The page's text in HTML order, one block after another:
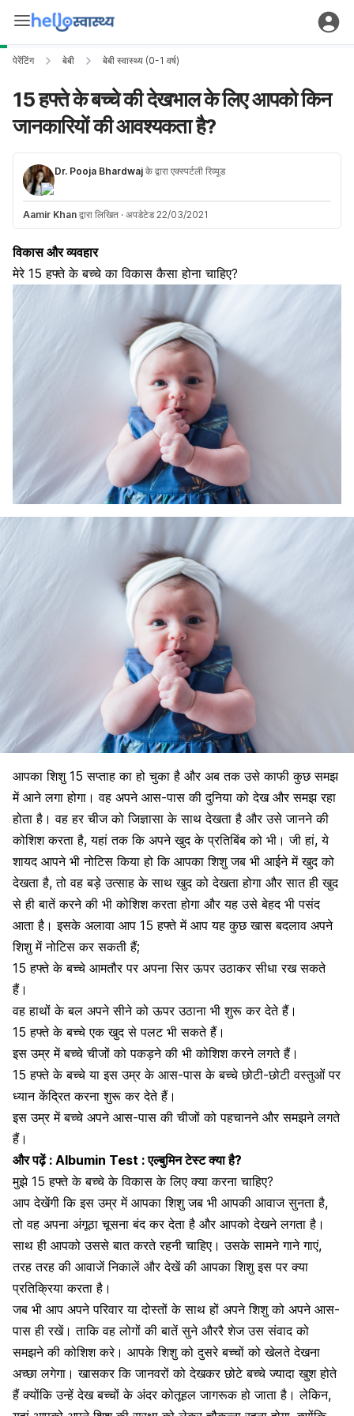
पेरेंटिंग बेबी बेबी स्वास्थ्य (0-1 वर्ष)
15 हफ्ते के बच्चे की देखभाल के लिए आपको किन
जानकारियों की आवश्यकता है?
Dr. Pooja Bhardwaj के द्वारा एक्स्पर्टली रिव्यूड
Aamir Khan द्वारा लिखित · अपडेटेड 22/03/2021
विकास और व्यवहार
मेरे 15 हफ्ते के बच्चे का विकास कैसा होना चाहिए?
आपकाशिशु15 सप्ताह का हो चुका है और अब तक उसे काफी कुछ समझ
में आने लगा होगा। वह अपने आस-पास की दुनिया को देख और समझ रहा
होता है। वह हर चीज को जिज्ञासा के साथ देखता है और उसे जानने की
कोशिश करता है, यहां तक कि अपने खुद के प्रतिबिंब को भी। जी हां, ये
शायद आपने भी नोटिस किया हो कि आपका शिशु जब भी आईने में खुद को
देखता है, तो वह बड़े उत्साह के साथ खुद को देखता होगा और सात ही खुद
से ही बातें करने की भी कोशिश करता होगा और यह उसे बेहद भी पसंद
आता है। इसके अलावा आप 15 हफ्ते में आप यह कुछ खास बदलाव अपने
शिशु में नोटिस कर सकती हैं;
15 हफ्ते के बच्चे आमतौर पर अपना सिर ऊपर उठाकर सीधा रख सकते
हैं।
वहहाथों के बल अपने सीने को ऊपर उठाना भी शुरू कर देते हैं।
15 हफ्ते के बच्चे एक खुद से पलट भी सकते हैं।
इस उम्र में बच्चे चीजों को पकड़ने की भी कोशिश करने लगते हैं।
15 हफ्ते के बच्चे या इस उम्र के आस-पास के बच्चे छोटी-छोटी वस्तुओं पर
ध्यान केंद्रित करना शुरू कर देते हैं।
इस उम्र में बच्चे अपने आस-पास की चीजों को पहचानने और समझने लगते
हैं।
और पढ़ें : Albumin Test : एल्बुमिन टेस्ट क्या है?
मुझे 15 हफ्ते के बच्चे के विकास के लिए क्या करना चाहिए?
आप देखेंगी कि इस उम्र में आपका शिशु जब भी आपकी आवाज सुनता है,
तो वह अपना अंगूठा चूसना बंद कर देता है और आपको देखने लगता है।
साथ ही आपको उससे बात करते रहनी चाहिए। उसके सामने गाने गाएं,
तरह तरह की आवाजें निकालें और देखें की आपका शिशु इस पर क्या
प्रतिक्रिया करता है।
जब भी आप अपनेपरिवारया दोस्तों के साथ हों अपने शिशु को अपने आस-
पास ही रखें। ताकि वह लोगों की बातें सुने औररै शेज उस संवाद को
समझने की कोशिश करे। आपके शिशु को दुसरेबच्चों को खेलते देखना
अच्छा लगेगा। खासकर कि जानवरों को देखकर छोटे बच्चे ज्यादा खुश होते
हैं क्योंकि उन्हें देख बच्चों के अंदर कोतूहल जागरूक हो जाता है। लेकिन,